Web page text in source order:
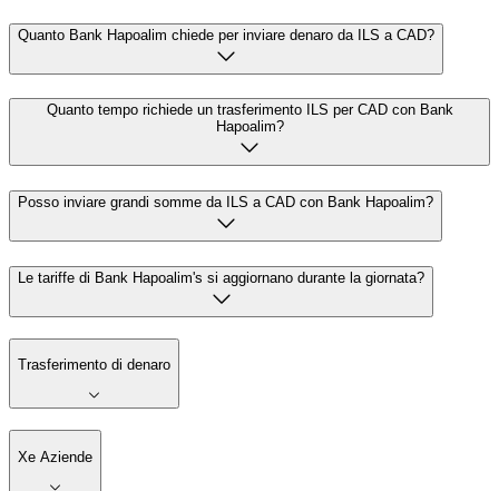
Quanto Bank Hapoalim chiede per inviare denaro da ILS a CAD?
Quanto tempo richiede un trasferimento ILS per CAD con Bank
Hapoalim?
Posso inviare grandi somme da ILS a CAD con Bank Hapoalim?
Le tariffe di Bank Hapoalim's si aggiornano durante la giornata?
Trasferimento di denaro
Xe Aziende